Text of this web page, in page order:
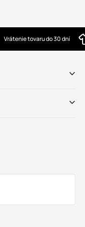
Vrátenie tovaru do 30 dní